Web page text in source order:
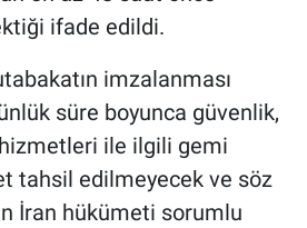
ifade edildi.
imzalanması
süre boyunca güvenlik,
ile ilgili gemi
tahsil edilmeyecek ve söz
İran hükümeti sorumlu